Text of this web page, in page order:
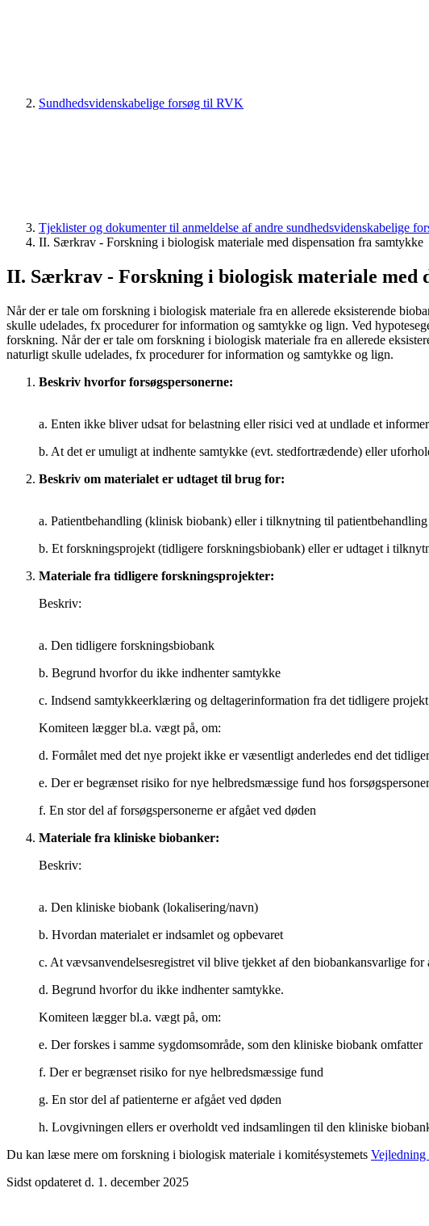
Sundhedsvidenskabelige forsøg til RVK
Tjeklister og dokumenter til anmeldelse af andre sundhedsvidenskabelige
II. Særkrav - Forskning i biologisk materiale med dispensation fra samtykke
II. Særkrav - Forskning i biologisk materiale med
Når der er tale om forskning i biologisk materiale fra en allerede eksisterende
skulle udelades, fx procedurer for information og samtykke og lign. Ved
forskning. Når der er tale om forskning i biologisk materiale fra en allerede
naturligt skulle udelades, fx procedurer for information og samtykke og lign.
Beskriv hvorfor forsøgspersonerne:
a. Enten ikke bliver udsat for belastning eller risici ved at undlade et
b. At det er umuligt at indhente samtykke (evt. stedfortrædende) eller
Beskriv om materialet er udtaget til brug for:
a. Patientbehandling (klinisk biobank) eller i tilknytning til patientbehandling
b. Et forskningsprojekt (tidligere forskningsbiobank) eller er udtaget i
Materiale fra tidligere forskningsprojekter:
Beskriv:
a. Den tidligere forskningsbiobank
b. Begrund hvorfor du ikke indhenter samtykke
c. Indsend samtykkeerklæring og deltagerinformation fra det tidligere projekt
Komiteen lægger bl.a. vægt på, om:
d. Formålet med det nye projekt ikke er væsentligt anderledes end det
e. Der er begrænset risiko for nye helbredsmæssige fund hos
f. En stor del af forsøgspersonerne er afgået ved døden
Materiale fra kliniske biobanker:
Beskriv:
a. Den kliniske biobank (lokalisering/navn)
b. Hvordan materialet er indsamlet og opbevaret
c. At vævsanvendelsesregistret vil blive tjekket af den biobankansvarlige
d. Begrund hvorfor du ikke indhenter samtykke.
Komiteen lægger bl.a. vægt på, om:
e. Der forskes i samme sygdomsområde, som den kliniske biobank omfatter
f. Der er begrænset risiko for nye helbredsmæssige fund
g. En stor del af patienterne er afgået ved døden
h. Lovgivningen ellers er overholdt ved indsamlingen til den kliniske
Du kan læse mere om forskning i biologisk materiale i komitésystemets Vejledning
Sidst opdateret d. 1. december 2025